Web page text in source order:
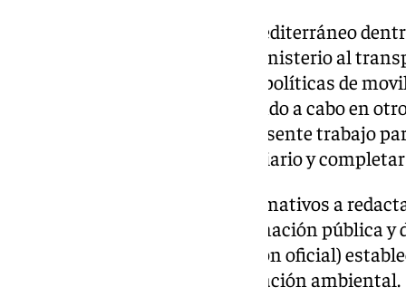
La importancia del Corredor Mediterráneo
Transportes y el impulso del Ministerio al
mercancías, en el marco de las políticas de
actuaciones que se están llevando a cabo en
hacen necesario «realizar el presente trabajo
desarrollo del transporte ferroviario y
El alcance de los estudios informativos a
de base a los procesos de información pública y
administraciones (o información oficial)
ferroviaria vigente y en la legislación ambiental.